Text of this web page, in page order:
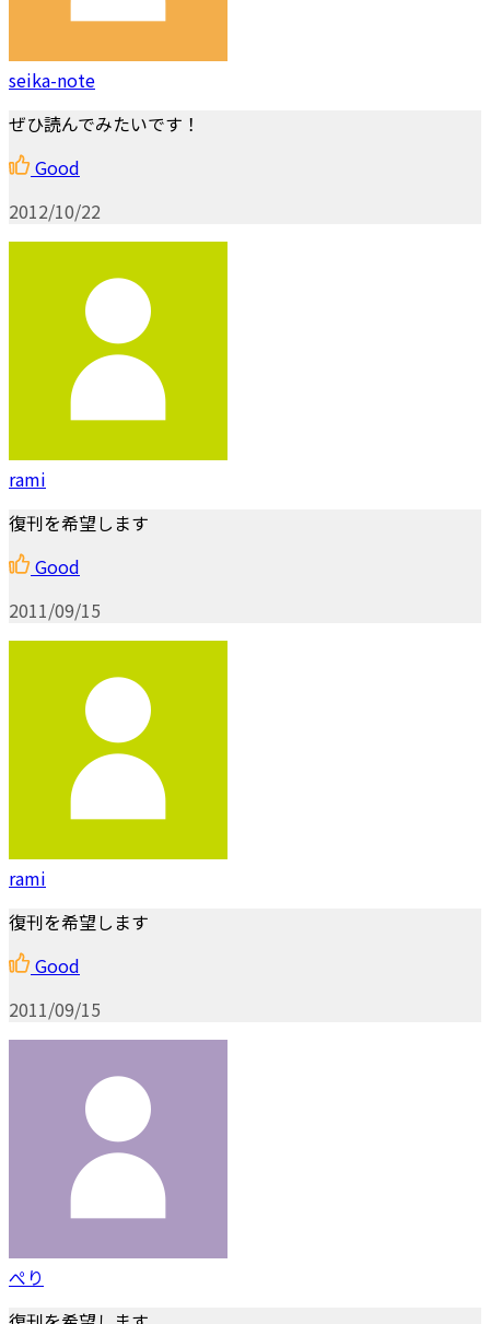
seika-note
ぜひ読んでみたいです！
Good
2012/10/22
rami
復刊を希望します
Good
2011/09/15
rami
復刊を希望します
Good
2011/09/15
ぺり